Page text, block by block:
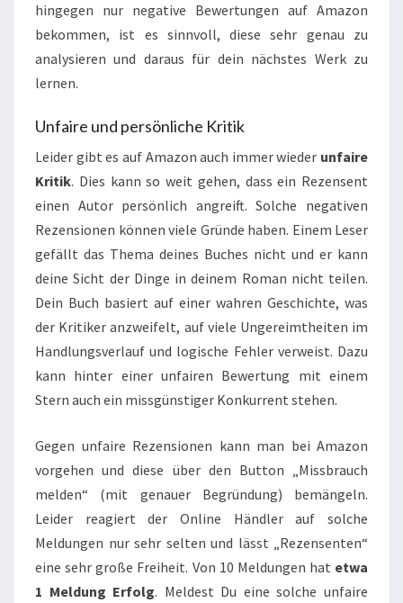
hingegen nur negative Bewertungen auf Amazon
bekommen, ist es sinnvoll, diese sehr genau zu
analysieren und daraus für dein nächstes Werk zu
lernen.
Unfaire und persönliche Kritik
Leider gibt es auf Amazon auch immer wieder unfaire
Kritik. Dies kann so weit gehen, dass ein Rezensent
einen Autor persönlich angreift. Solche negativen
Rezensionen können viele Gründe haben. Einem Leser
gefällt das Thema deines Buches nicht und er kann
deine Sicht der Dinge in deinem Roman nicht teilen.
Dein Buch basiert auf einer wahren Geschichte, was
der Kritiker anzweifelt, auf viele Ungereimtheiten im
Handlungsverlauf und logische Fehler verweist. Dazu
kann hinter einer unfairen Bewertung mit einem
Stern auch ein missgünstiger Konkurrent stehen.
Gegen unfaire Rezensionen kann man bei Amazon
vorgehen und diese über den Button „Missbrauch
melden“ (mit genauer Begründung) bemängeln.
Leider reagiert der Online Händler auf solche
Meldungen nur sehr selten und lässt „Rezensenten“
eine sehr große Freiheit. Von 10 Meldungen hat etwa
1 Meldung Erfolg. Meldest Du eine solche unfaire